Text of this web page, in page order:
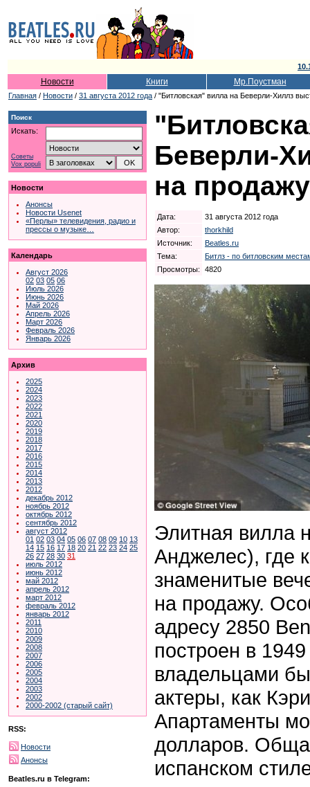
Новости Книги Мр.Поустман
Главная / Новости / 31 августа 2012 года / "Битловская" вилла на Беверли-Хиллз
Поиск
Искать:
Советы
Vox populi
Новости
Анонсы
Новости Usenet
«Перлы» телевидения, радио и
прессы о музыке…
Календарь
Август 2026
02 03 05 06
Июль 2026
Июнь 2026
Май 2026
Апрель 2026
Март 2026
Февраль 2026
Январь 2026
Архив
2025
2024
2023
2022
2021
2020
2019
2018
2017
2016
2015
2014
2013
2012
декабрь 2012
ноябрь 2012
октябрь 2012
сентябрь 2012
август 2012
01 02 03 04 05 06 07 08 09 10 13
14 15 16 17 18 20 21 22 23 24 25
26 27 28 30 31
июль 2012
июнь 2012
май 2012
апрель 2012
март 2012
февраль 2012
январь 2012
2011
2010
2009
2008
2007
2006
2005
2004
2003
2002
2000-2002 (старый сайт)
RSS:
Новости
Анонсы
Beatles.ru в Telegram:
Беверли-
на продажу
Дата:
31 августа 2012 года
Автор:
thorkhild
Источник:
Beatles.ru
Тема:
Битлз - по битловским
Просмотры:
4820
Элитная вилла
Анджелес), где
знаменитые
на продажу.
адресу 2850
построен в
владельцами
актеры, как
Апартаменты
долларов.
испанском